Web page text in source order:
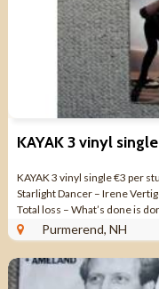
KAYAK 3 vinyl single €3 per
Starlight Dancer – Irene
Total loss – What’s done is
Purmerend, NH